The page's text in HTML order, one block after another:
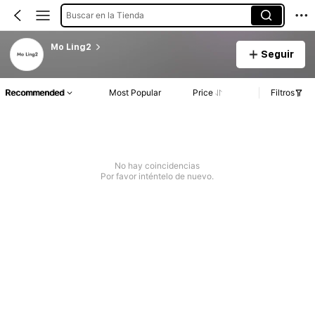
Buscar en la Tienda
Mo Ling2
Seguir
Recommended Most Popular Price Filtros
No hay coincidencias
Por favor inténtelo de nuevo.